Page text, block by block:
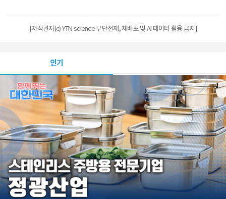
[저작권자(c) YTN science 무단전재, 재배포 및 AI 데이터 활용 금지]
인기